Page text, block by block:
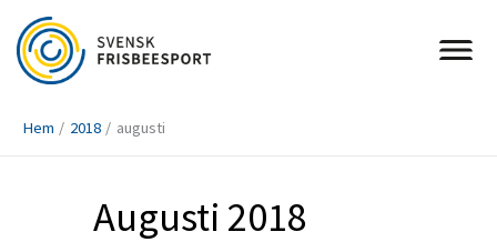
innehåll
Hem 2018 augusti
Augusti 2018